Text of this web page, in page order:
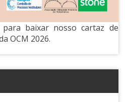
baixar nosso cartaz de
OCM 2026.